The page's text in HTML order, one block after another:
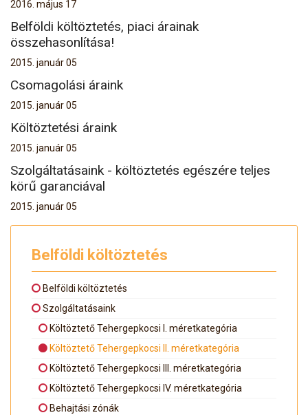
2016. május 17
Belföldi költöztetés, piaci árainak
összehasonlítása!
2015. január 05
Csomagolási áraink
2015. január 05
Költöztetési áraink
2015. január 05
Szolgáltatásaink - költöztetés egészére teljes
körű garanciával
2015. január 05
Belföldi költöztetés
Belföldi költöztetés
Szolgáltatásaink
Költöztető Tehergepkocsi I. méretkategória
Költöztető Tehergepkocsi II. méretkategória
Költöztető Tehergepkocsi III. méretkategória
Költöztető Tehergepkocsi IV. méretkategória
Behajtási zónák